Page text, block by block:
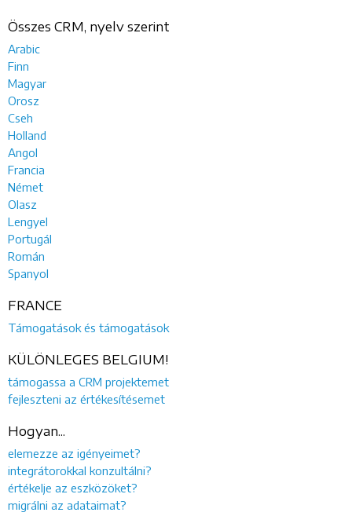
Összes CRM, nyelv szerint
Arabic
Finn
Magyar
Orosz
Cseh
Holland
Angol
Francia
Német
Olasz
Lengyel
Portugál
Román
Spanyol
FRANCE
Támogatások és támogatások
KÜLÖNLEGES BELGIUM!
támogassa a CRM projektemet
fejleszteni az értékesítésemet
Hogyan...
elemezze az igényeimet?
integrátorokkal konzultálni?
értékelje az eszközöket?
migrálni az adataimat?